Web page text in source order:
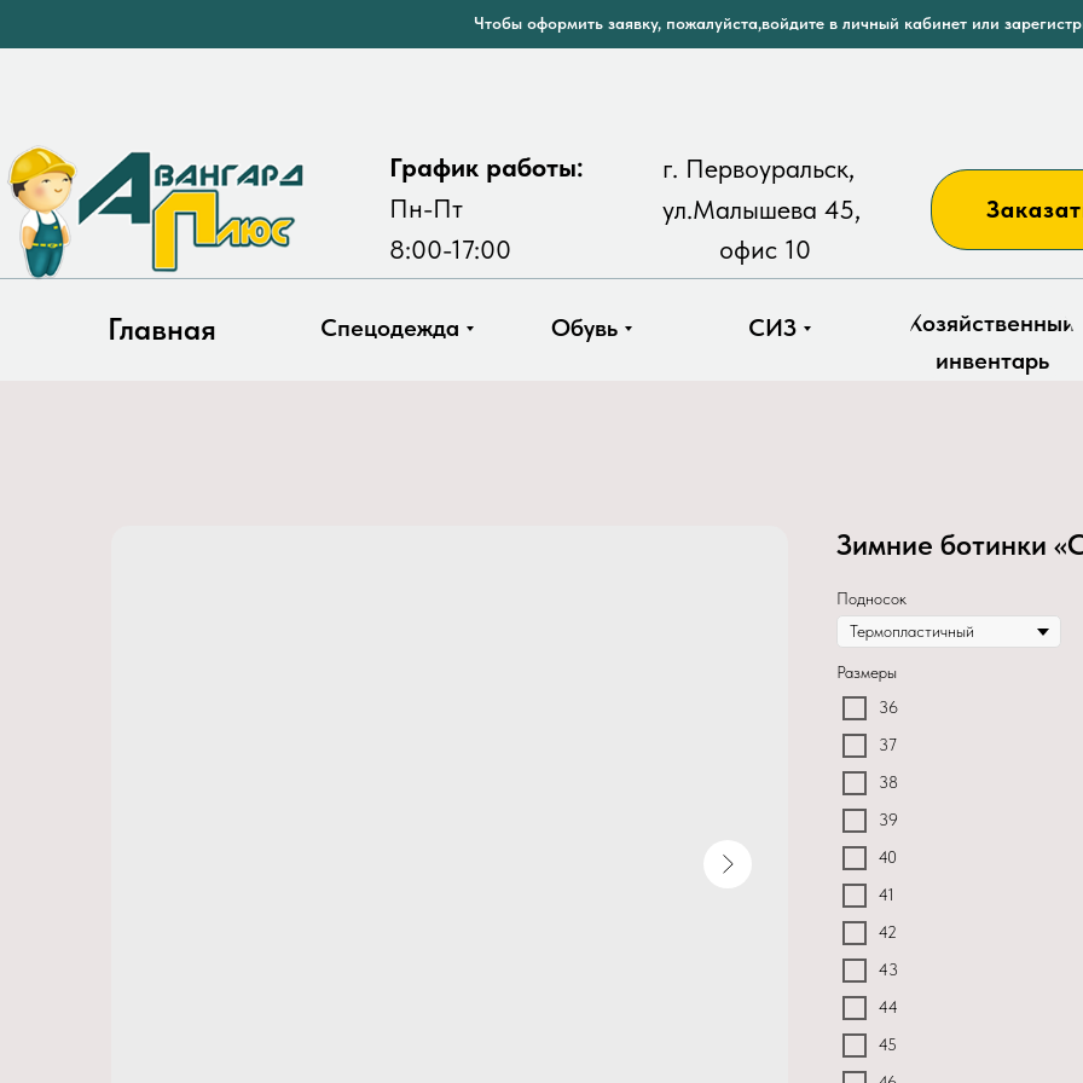
Чтобы оформить заявку, пожалуйста,войдите в личный кабинет или
График работы:
Пн-Пт
8:00-17:00
г. Первоуральск,
ул.Малышева 45,
офис 10
Главная Спецодежда Обувь СИЗ
Хозяйственный
инвентарь
Зимние ботинки
Подносок
Размеры
36
37
38
39
40
41
42
43
44
45